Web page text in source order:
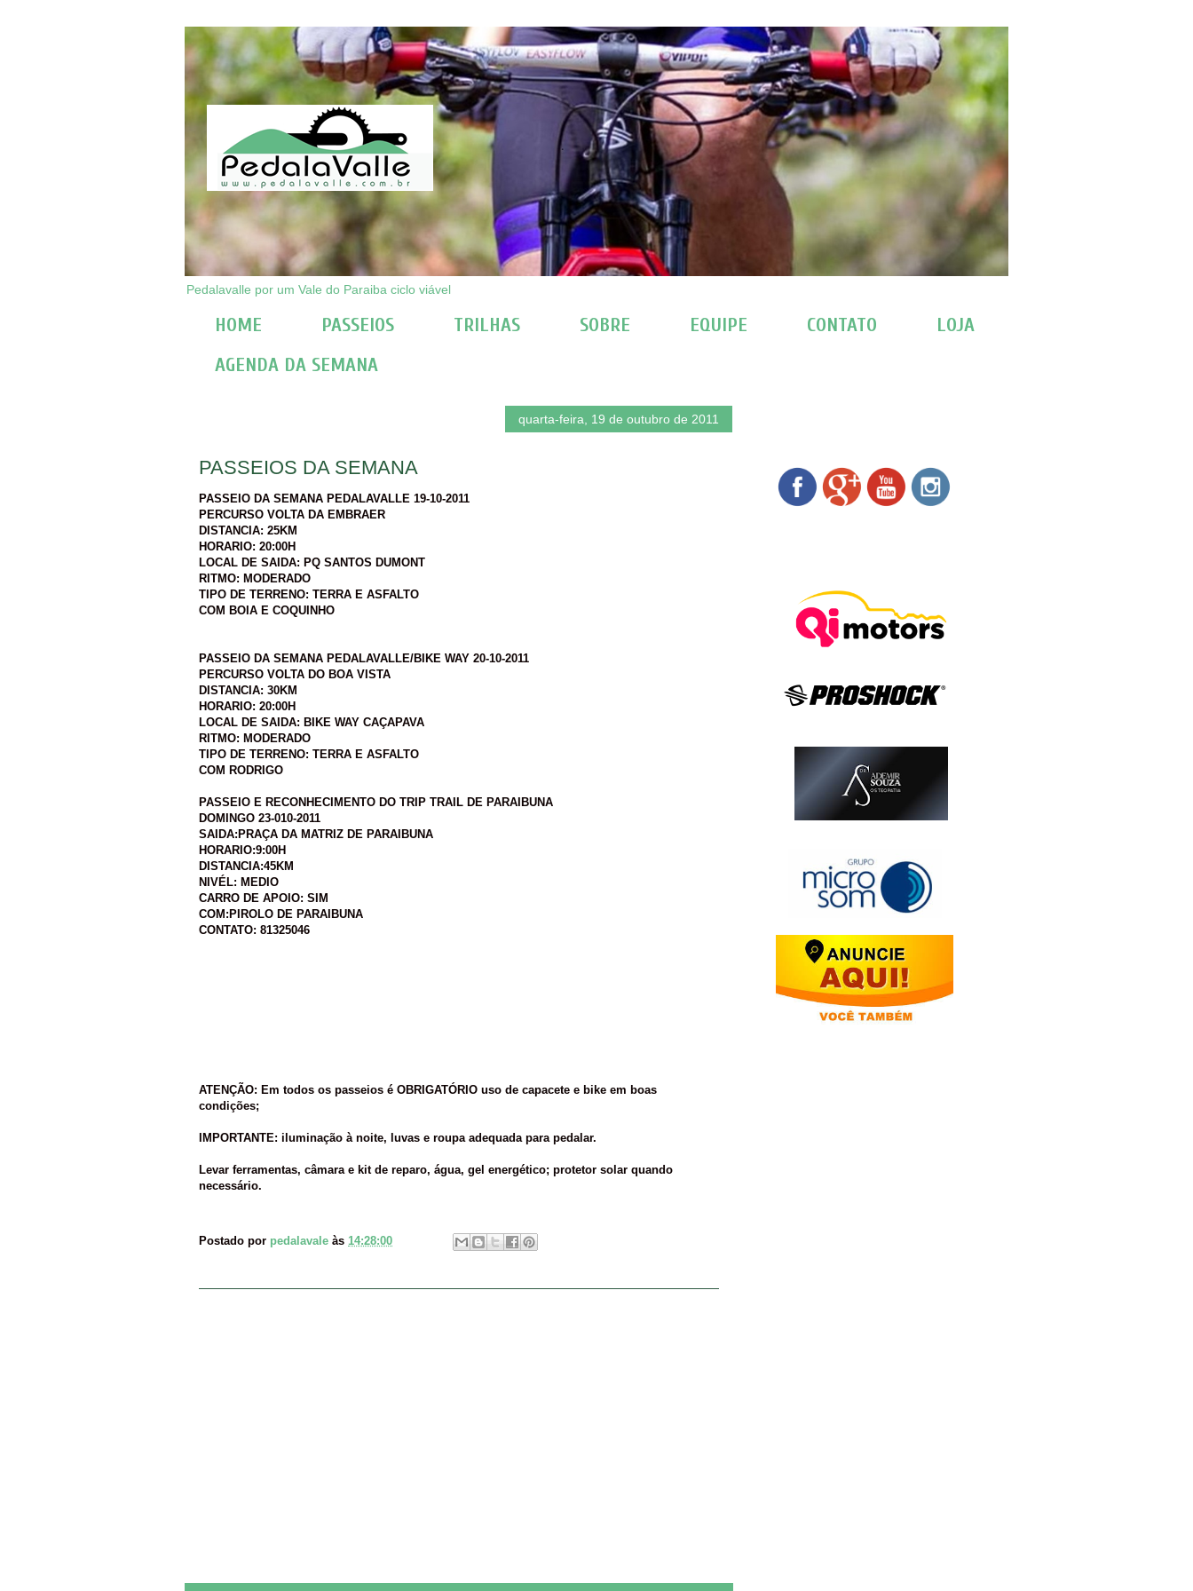
Pedalavalle por um Vale do Paraiba ciclo viável
HOME PASSEIOS TRILHAS SOBRE EQUIPE CONTATO
LOJA
AGENDA DA SEMANA
quarta-feira, 19 de outubro de 2011
PASSEIOS DA SEMANA
PASSEIO DA SEMANA PEDALAVALLE 19-10-2011
PERCURSO VOLTA DA EMBRAER
DISTANCIA: 25KM
HORARIO: 20:00H
LOCAL DE SAIDA: PQ SANTOS DUMONT
RITMO: MODERADO
TIPO DE TERRENO: TERRA E ASFALTO
COM BOIA E COQUINHO
PASSEIO DA SEMANA PEDALAVALLE/BIKE WAY 20-10-2011
PERCURSO VOLTA DO BOA VISTA
DISTANCIA: 30KM
HORARIO: 20:00H
LOCAL DE SAIDA: BIKE WAY CAÇAPAVA
RITMO: MODERADO
TIPO DE TERRENO: TERRA E ASFALTO
COM RODRIGO
PASSEIO E RECONHECIMENTO DO TRIP TRAIL DE PARAIBUNA
DOMINGO 23-010-2011
SAIDA:PRAÇA DA MATRIZ DE PARAIBUNA
HORARIO:9:00H
DISTANCIA:45KM
NIVÉL: MEDIO
CARRO DE APOIO: SIM
COM:PIROLO DE PARAIBUNA
CONTATO: 81325046
ATENÇÃO: Em todos os passeios é OBRIGATÓRIO uso de capacete e bike em boas
condições;
IMPORTANTE: iluminação à noite, luvas e roupa adequada para pedalar.
Levar ferramentas, câmara e kit de reparo, água, gel energético; protetor solar quando
necessário.
Postado por pedalavale às 14:28:00